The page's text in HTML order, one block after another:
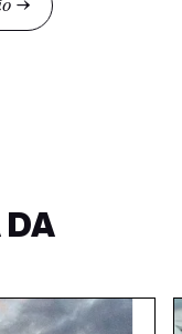
DA